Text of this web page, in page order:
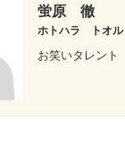
蛍原 徹
ホトハラ トオル
お笑いタレント